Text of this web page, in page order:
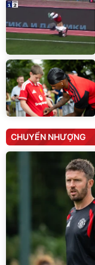
CHUYỂN NHƯỢNG